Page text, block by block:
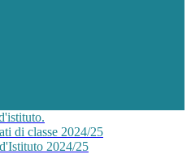
di classe 2024/25
2024/25